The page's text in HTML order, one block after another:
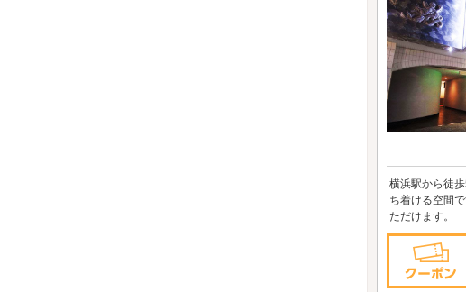
横浜駅から徒
ち着ける空間
ただけます。